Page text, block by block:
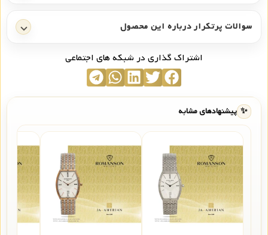
سوالات پرتکرار درباره این محصول
اشتراک گذاری در شبکه های اجتماعی
✨ پیشنهادهای مشابه